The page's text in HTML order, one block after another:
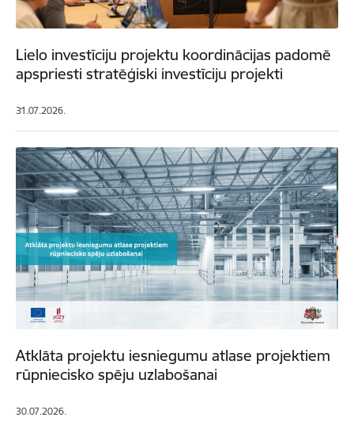
Lielo investīciju projektu koordinācijas padomē
apspriesti stratēģiski investīciju projekti
31.07.2026.
Atklāta projektu iesniegumu atlase projektiem
rūpniecisko spēju uzlabošanai
30.07.2026.